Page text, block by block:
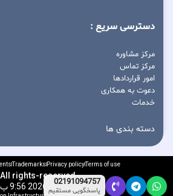
دسترسی سریع :
مرکز مشاوره
مرکز تماس
امور قراردادها
دعوت به همکاری
خدمات
دسته بندی ها
Terms of use
Privacy policy
Trademarks
All rights-reserved
آگوست 8, 2026 9:56 ب.ظ
02191094757
پاسخگویی مستقیم